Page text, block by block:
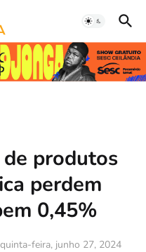
de produtos
perdem
0,45%
quinta-feira, junho 27, 2024